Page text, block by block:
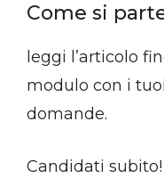
Come si
leggi l’articolo
modulo con i
domande.
Candidati subito!